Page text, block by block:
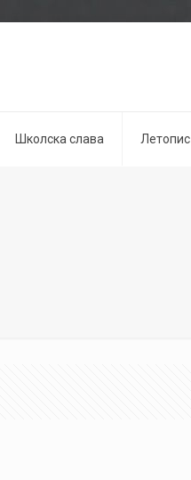
Школска слава Летопис